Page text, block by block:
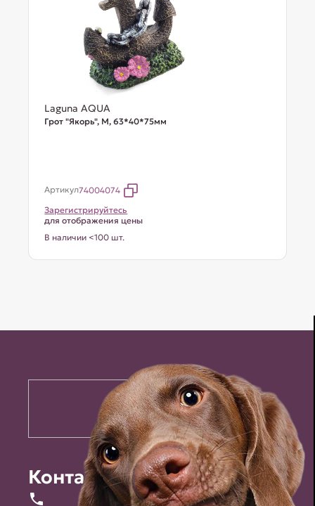
Laguna AQUA
Грот "Якорь", M, 63*40*75мм
Артикул74004074
Зарегистрируйтесь
для отображения цены
В наличии <100 шт.
Контакты